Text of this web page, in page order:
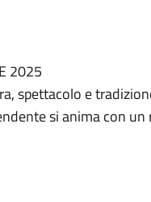
2025
spettacolo e
si anima con